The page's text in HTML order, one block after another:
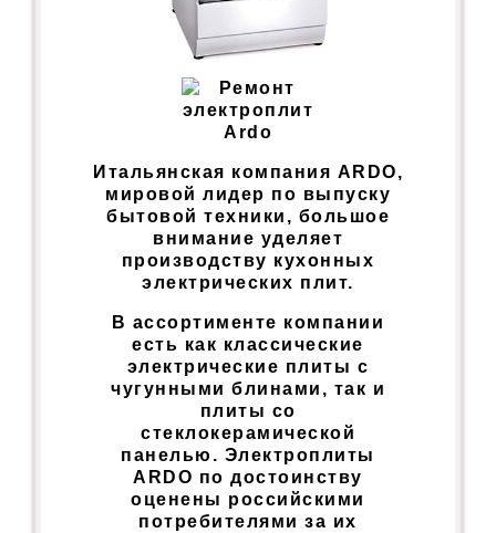
Итальянская компания ARDO,
мировой лидер по выпуску
бытовой техники, большое
внимание уделяет
производству кухонных
электрических плит.
В ассортименте компании
есть как классические
электрические плиты с
чугунными блинами, так и
плиты со
стеклокерамической
панелью. Электроплиты
ARDO по достоинству
оценены российскими
потребителями за их